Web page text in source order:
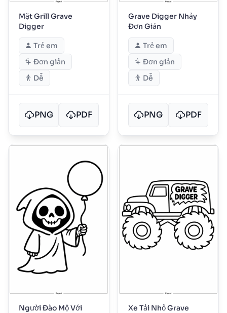
Mặt Grill Grave
Digger
Trẻ em
Đơn giản
Dễ
PNG PDF
Grave Digger Nhảy
Đơn Giản
Trẻ em
Đơn giản
Dễ
PNG PDF
Người Đào Mộ Với
Xe Tải Nhỏ Grave